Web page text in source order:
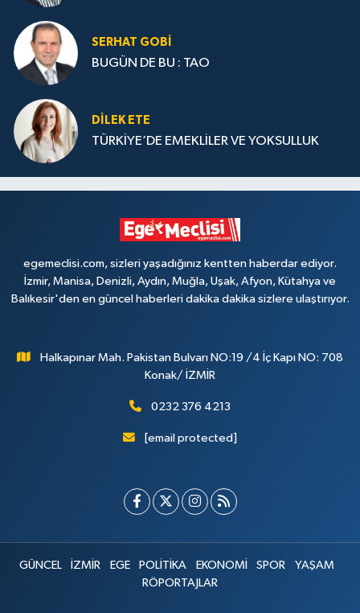
SERHAT GOBİ
BUGÜN DE BU : TAO
DILEK ETE
TÜRKİYE’DE EMEKLİLER VE YOKSULLUK
egemeclisi.com, sizleri yaşadığınız kentten haberdar ediyor.
İzmir, Manisa, Denizli, Aydın, Muğla, Uşak, Afyon, Kütahya ve
Balıkesir'den en güncel haberleri dakika dakika sizlere ulaştırıyor.
Halkapınar Mah. Pakistan Bulvarı NO:19 /4 İç Kapı NO: 708
Konak/ İZMİR
0232 376 4213
[email protected]
GÜNCEL İZMİR EGE POLİTİKA EKONOMİ SPOR
YAŞAM
RÖPORTAJLAR